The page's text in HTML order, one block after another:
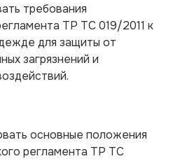
требования
ТР ТС 019/2011 к
для защиты от
загрязнений и
основные положения
регламента ТР ТС